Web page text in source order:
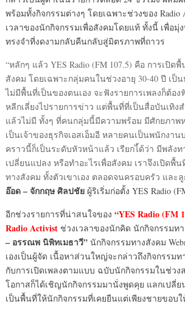
พร้อมทั้งกิจกรรมต่างๆ โดยเฉพาะช่วงของ Radio
เวลาของนักกิจกรรมเพื่อสังคมโดยแท้ ทั้งนี้ เพื่อมุ่
ทรงจำที่งดงามกลับคืนกลับสู่มิตรภาพที่ถาวร
“หลักๆ แล้ว YES Radio (FM 107.5) คือ การเปิ
สังคม โดยเฉพาะกลุ่มคนในช่วงอายุ 30-40 ปี เ
ไม่มีพื้นที่เป็นของตนเอง จะฟังรายการเพลงก็ต้อ
หลีกเลี่ยงไปรายการข่าว แต่พื้นที่ที่เป็นสื่อบันเทิง
แล้วไม่มี ทั้งๆ ที่คนกลุ่มนี้มีความพร้อม มีศักยภาพ
เป็นเจ้าของธุรกิจเอสเอ็มอี หลายคนเป็นพนักงา
คราวนี้ก็เป็นระดับหัวหน้าแล้ว เรียกไ้ด้ว่า มีพลังท
เปลี่ยนแปลง หรือทำอะไรเพื่อสังคม เราจึงเปิด
ทางสังคม ทั้งตัวเขาเอง ตลอดจนครอบครัว และ
อ๊อด – จักกฤษ ศิลปชัย ผู้ริเริ่มก่อตั้ง YES Radio
อีกช่วงรายการที่น่าสนใจของ “YES Radio (FM
Radio Activistช่วงเวลาของนักคิด นักกิจกรรมท
– อรรณพ นิพิทเมธาวี”นักกิจกรรมทางสังคม
เองเป็นผู้จัด เนื้อหาส่วนใหญ่จะกล่าวถึงกิจกรรม
กับการเปิดเพลงตามแบบ ฉบับนักกิจกรรมในช่วง
โอกาสก็ได้เชิญนักกิจกรรมมานั่งพูดคุย แลกเปลี่
เป็นพื้นที่ให้นักกิจกรรมที่เคยยืนแต่เพียงชายขอบ